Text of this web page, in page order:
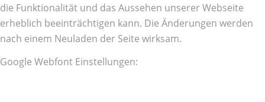
die Funktionalität und das Aussehen unserer Webseite
erheblich beeinträchtigen kann. Die Änderungen werden
nach einem Neuladen der Seite wirksam.
Google Webfont Einstellungen: